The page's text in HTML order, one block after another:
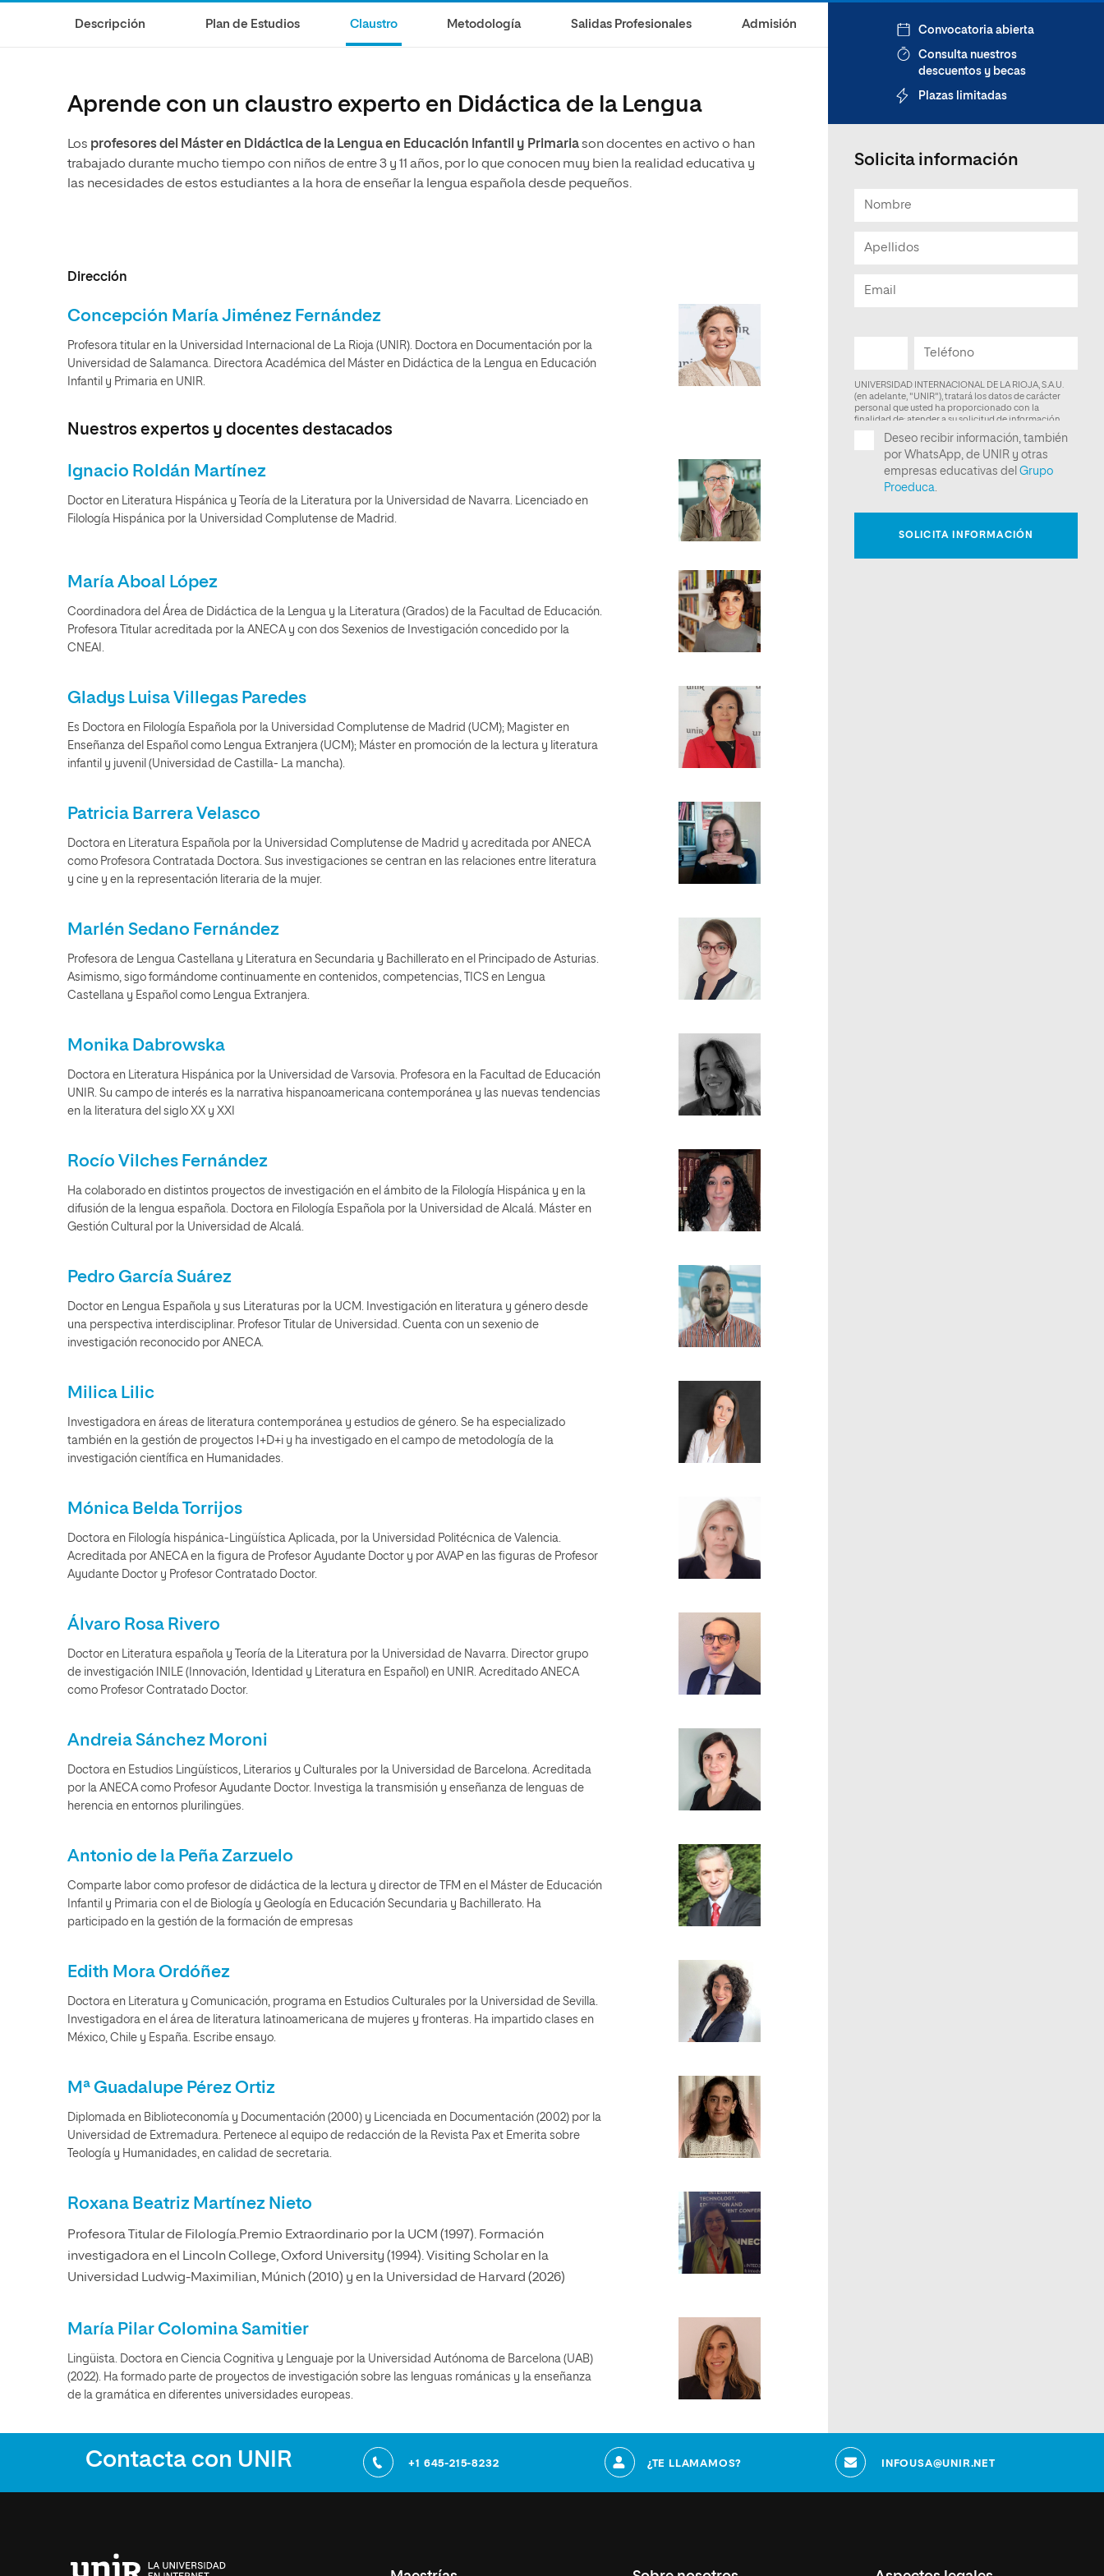
Artes
Descripción Plan de Estudios Claustro Metodología Salidas Profesionales Admisión
Aprende con un claustro experto en Didáctica de la Lengua
Los profesores del Máster en Didáctica de la Lengua en Educación Infantil y Primariason docentes en activo o han
trabajado durante mucho tiempo con niños de entre 3 y 11 años, por lo que conocen muy bien la realidad educativa y
las necesidades de estos estudiantes a la hora de enseñar la lengua española desde pequeños.
Dirección
Concepción María Jiménez Fernández
Profesora titular en la Universidad Internacional de La Rioja (UNIR). Doctora en Documentación por la
Universidad de Salamanca. Directora Académica del Máster en Didáctica de la Lengua en Educación
Infantil y Primaria en UNIR.
Nuestros expertos y docentes destacados
Ignacio Roldán Martínez
Doctor en Literatura Hispánica y Teoría de la Literatura por la Universidad de Navarra. Licenciado en
Filología Hispánica por la Universidad Complutense de Madrid.
María Aboal López
Coordinadora del Área de Didáctica de la Lengua y la Literatura (Grados) de la Facultad de Educación.
Profesora Titular acreditada por la ANECA y con dos Sexenios de Investigación concedido por la
CNEAI.
Gladys Luisa Villegas Paredes
Es Doctora en Filología Española por la Universidad Complutense de Madrid (UCM); Magister en
Enseñanza del Español como Lengua Extranjera (UCM); Máster en promoción de la lectura y literatura
infantil y juvenil (Universidad de Castilla- La mancha).
Patricia Barrera Velasco
Doctora en Literatura Española por la Universidad Complutense de Madrid y acreditada por ANECA
como Profesora Contratada Doctora. Sus investigaciones se centran en las relaciones entre literatura
y cine y en la representación literaria de la mujer.
Marlén Sedano Fernández
Profesora de Lengua Castellana y Literatura en Secundaria y Bachillerato en el Principado de Asturias.
Asimismo, sigo formándome continuamente en contenidos, competencias, TICS en Lengua
Castellana y Español como Lengua Extranjera.
Monika Dabrowska
Doctora en Literatura Hispánica por la Universidad de Varsovia. Profesora en la Facultad de Educación
UNIR. Su campo de interés es la narrativa hispanoamericana contemporánea y las nuevas tendencias
en la literatura del siglo XX y XXI
Rocío Vilches Fernández
Ha colaborado en distintos proyectos de investigación en el ámbito de la Filología Hispánica y en la
difusión de la lengua española. Doctora en Filología Española por la Universidad de Alcalá. Máster en
Gestión Cultural por la Universidad de Alcalá.
Pedro García Suárez
Doctor en Lengua Española y sus Literaturas por la UCM. Investigación en literatura y género desde
una perspectiva interdisciplinar. Profesor Titular de Universidad. Cuenta con un sexenio de
investigación reconocido por ANECA.
Milica Lilic
Investigadora en áreas de literatura contemporánea y estudios de género. Se ha especializado
también en la gestión de proyectos I+D+i y ha investigado en el campo de metodología de la
investigación científica en Humanidades.
Mónica Belda Torrijos
Doctora en Filología hispánica-Lingüística Aplicada, por la Universidad Politécnica de Valencia.
Acreditada por ANECA en la figura de Profesor Ayudante Doctor y por AVAP en las figuras de Profesor
Ayudante Doctor y Profesor Contratado Doctor.
Álvaro Rosa Rivero
Doctor en Literatura española y Teoría de la Literatura por la Universidad de Navarra. Director grupo
de investigación INILE (Innovación, Identidad y Literatura en Español) en UNIR. Acreditado ANECA
como Profesor Contratado Doctor.
Andreia Sánchez Moroni
Doctora en Estudios Lingüísticos, Literarios y Culturales por la Universidad de Barcelona. Acreditada
por la ANECA como Profesor Ayudante Doctor. Investiga la transmisión y enseñanza de lenguas de
herencia en entornos plurilingües.
Antonio de la Peña Zarzuelo
Comparte labor como profesor de didáctica de la lectura y director de TFM en el Máster de Educación
Infantil y Primaria con el de Biología y Geología en Educación Secundaria y Bachillerato. Ha
participado en la gestión de la formación de empresas
Edith Mora Ordóñez
Doctora en Literatura y Comunicación, programa en Estudios Culturales por la Universidad de Sevilla.
Investigadora en el área de literatura latinoamericana de mujeres y fronteras. Ha impartido clases en
México, Chile y España. Escribe ensayo.
Mª Guadalupe Pérez Ortiz
Diplomada en Biblioteconomía y Documentación (2000) y Licenciada en Documentación (2002) por la
Universidad de Extremadura. Pertenece al equipo de redacción de la Revista Pax et Emerita sobre
Teología y Humanidades, en calidad de secretaria.
Roxana Beatriz Martínez Nieto
Profesora Titular de Filología.Premio Extraordinario por la UCM (1997). Formación
investigadora en el Lincoln College, Oxford University (1994). Visiting Scholar en la
Universidad Ludwig-Maximilian, Múnich (2010) y en la Universidad de Harvard (2026)
María Pilar Colomina Samitier
Lingüista. Doctora en Ciencia Cognitiva y Lenguaje por la Universidad Autónoma de Barcelona (UAB)
(2022). Ha formado parte de proyectos de investigación sobre las lenguas románicas y la enseñanza
de la gramática en diferentes universidades europeas.
Convocatoria abierta
Consulta nuestros
descuentos y becas
Plazas limitadas
Solicita información
Contacta con UNIR +1 645-215-8232 ¿TE LLAMAMOS? INFOUSA@UNIR.NET